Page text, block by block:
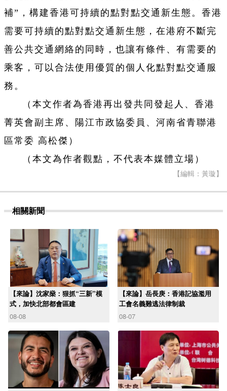
補”，構建香港可持續的點對點交通新生態。香港
需要可持續的點對點交通新生態，在港府不斷完
善公共交通網絡的同時，也讓有條件、有需要的
乘客，可以合法使用優質的個人化點對點交通服
務。
（本文作者為香港再出發共同發起人、香港
菁英會副主席、陽江市政協委員、河南省青聯港
區常委 高松傑）
（本文為作者觀點，不代表本媒體立場）
【編輯：黃璇】
相關新聞
【來論】沈家燊：狠抓“三新”模
式，加快北部都會區建
08-08
【來論】岳長庚：香港記協濫用
工會名義難逃法律制裁
08-07